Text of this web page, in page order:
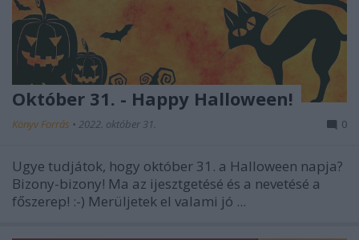
Október 31. - Happy Halloween!
Könyv Forrás • 2022. október 31. 0
Ugye tudjátok, hogy október 31. a Halloween napja?
Bizony-bizony! Ma az ijesztgetésé és a nevetésé a
főszerep! :-) Merüljetek el valami jó ...